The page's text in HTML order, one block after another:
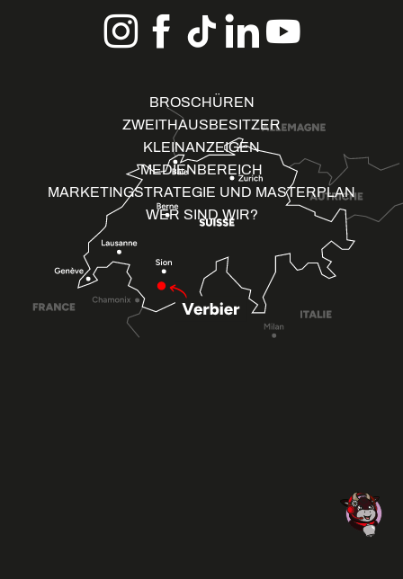
BROSCHÜREN
ZWEITHAUSBESITZER
KLEINANZEIGEN
MEDIENBEREICH
MARKETINGSTRATEGIE UND MASTERPLAN
WER SIND WIR?